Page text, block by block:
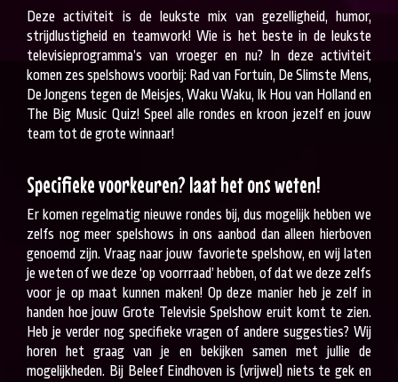
Deze activiteit is de leukste mix van gezelligheid, humor,
strijdlustigheid en teamwork! Wie is het beste in de leukste
televisieprogramma’s van vroeger en nu? In deze activiteit
komen zes spelshows voorbij: Rad van Fortuin, De Slimste Mens,
De Jongens tegen de Meisjes, Waku Waku, Ik Hou van Holland en
The Big Music Quiz! Speel alle rondes en kroon jezelf en jouw
team tot de grote winnaar!
Specifieke voorkeuren? laat het ons weten!
Er komen regelmatig nieuwe rondes bij, dus mogelijk hebben we
zelfs nog meer spelshows in ons aanbod dan alleen hierboven
genoemd zijn. Vraag naar jouw favoriete spelshow, en wij laten
je weten of we deze ‘op voorrraad’ hebben, of dat we deze zelfs
voor je op maat kunnen maken! Op deze manier heb je zelf in
handen hoe jouw Grote Televisie Spelshow eruit komt te zien.
Heb je verder nog specifieke vragen of andere suggesties? Wij
horen het graag van je en bekijken samen met jullie de
mogelijkheden. Bij Beleef Eindhoven is (vrijwel) niets te gek en